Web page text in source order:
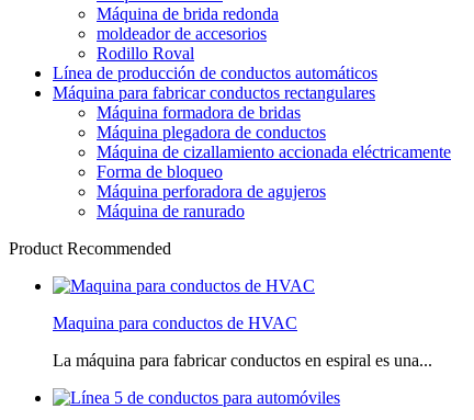
Máquina de brida redonda
moldeador de accesorios
Rodillo Roval
Línea de producción de conductos automáticos
Máquina para fabricar conductos rectangulares
Máquina formadora de bridas
Máquina plegadora de conductos
Máquina de cizallamiento accionada eléctricamente
Forma de bloqueo
Máquina perforadora de agujeros
Máquina de ranurado
Product Recommended
Maquina para conductos de HVAC
La máquina para fabricar conductos en espiral es una...